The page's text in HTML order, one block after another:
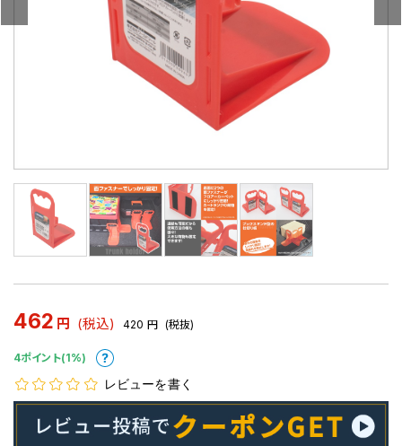
462 円 (税込) 420 円 (税抜)
4ポイント(1%)
レビューを書く